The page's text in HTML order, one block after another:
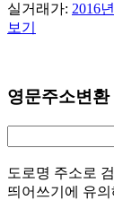
실거래가: 2016
보기
영문주소변환
도로명 주소로
띄어쓰기에 유